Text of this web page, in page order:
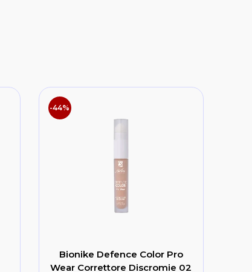
-44%
Bionike Defence Color Pro
Wear Correttore Discromie 02